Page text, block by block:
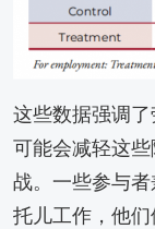
这些数据强调
可能会减轻这
战。一些参与
托儿工作，他